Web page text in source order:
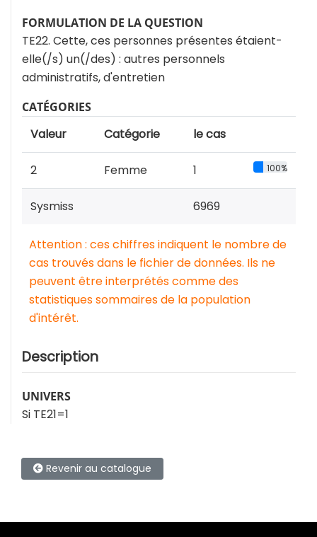
FORMULATION DE LA QUESTION
TE22. Cette, ces personnes présentes étaient-
elle(/s) un(/des) : autres personnels
administratifs, d'entretien
CATÉGORIES
Valeur Catégorie le cas
2 Femme 1 100%
Sysmiss 6969
Attention : ces chiffres indiquent le nombre de
cas trouvés dans le fichier de données. Ils ne
peuvent être interprétés comme des
statistiques sommaires de la population
d'intérêt.
Description
UNIVERS
Si TE21=1
Revenir au catalogue